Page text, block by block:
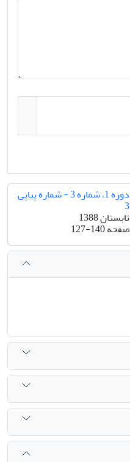
دوره 1، شماره 3 - شماره پیاپی
3
تابستان 1388
صفحه127-140